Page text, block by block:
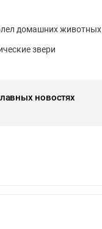
домашних животных
звери
новостях